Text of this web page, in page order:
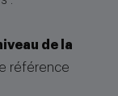
de la
référence